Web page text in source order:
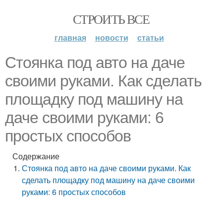
СТРОИТЬ ВСЕ
главная новости статьи
Стоянка под авто на даче
своими руками. Как сделать
площадку под машину на
даче своими руками: 6
простых способов
Содержание
Стоянка под авто на даче своими руками. Как
сделать площадку под машину на даче своими
руками: 6 простых способов